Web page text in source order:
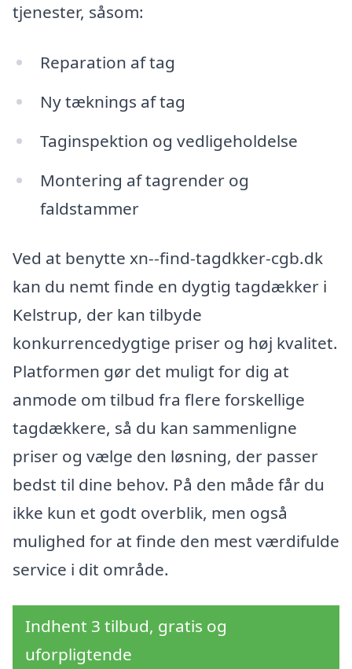
tjenester, såsom:
Reparation af tag
Ny tæknings af tag
Taginspektion og vedligeholdelse
Montering af tagrender og
faldstammer
Ved at benytte xn--find-tagdkker-cgb.dk
kan du nemt finde en dygtig tagdækker i
Kelstrup, der kan tilbyde
konkurrencedygtige priser og høj kvalitet.
Platformen gør det muligt for dig at
anmode om tilbud fra flere forskellige
tagdækkere, så du kan sammenligne
priser og vælge den løsning, der passer
bedst til dine behov. På den måde får du
ikke kun et godt overblik, men også
mulighed for at finde den mest værdifulde
service i dit område.
Indhent 3 tilbud, gratis og
uforpligtende